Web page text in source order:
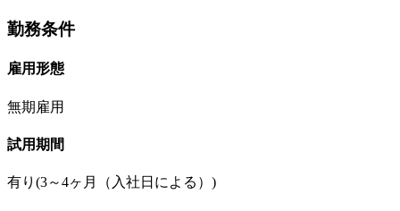
勤務条件
雇用形態
無期雇用
試用期間
有り(3～4ヶ月（入社日による）)